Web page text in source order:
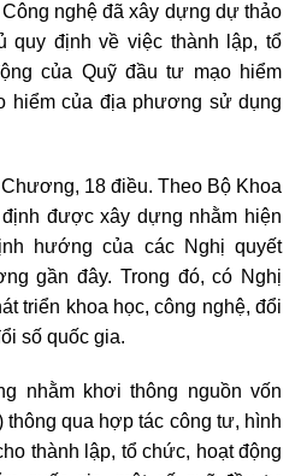
nghệ đã xây dựng dự thảo
quy định về việc thành lập, tổ
của Quỹ đầu tư mạo hiểm
hiểm của địa phương sử dụng
18 điều. Theo Bộ Khoa
được xây dựng nhằm hiện
hướng của các Nghị quyết
gần đây. Trong đó, có Nghị
triển khoa học, công nghệ, đổi
số quốc gia.
nhằm khơi thông nguồn vốn
qua hợp tác công tư, hình
thành lập, tổ chức, hoạt động